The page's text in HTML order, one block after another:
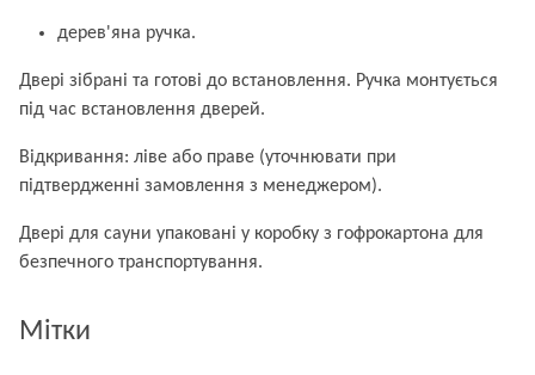
дерев'яна ручка.
Двері зібрані та готові до встановлення. Ручка монтується
під час встановлення дверей.
Відкривання: ліве або праве (уточнювати при
підтвердженні замовлення з менеджером).
Двері для сауни упаковані у коробку з гофрокартона для
безпечного транспортування.
Мітки